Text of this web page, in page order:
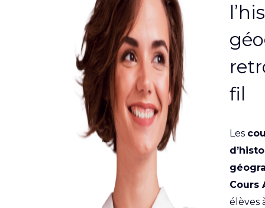
fil
Les
Cours
élèves